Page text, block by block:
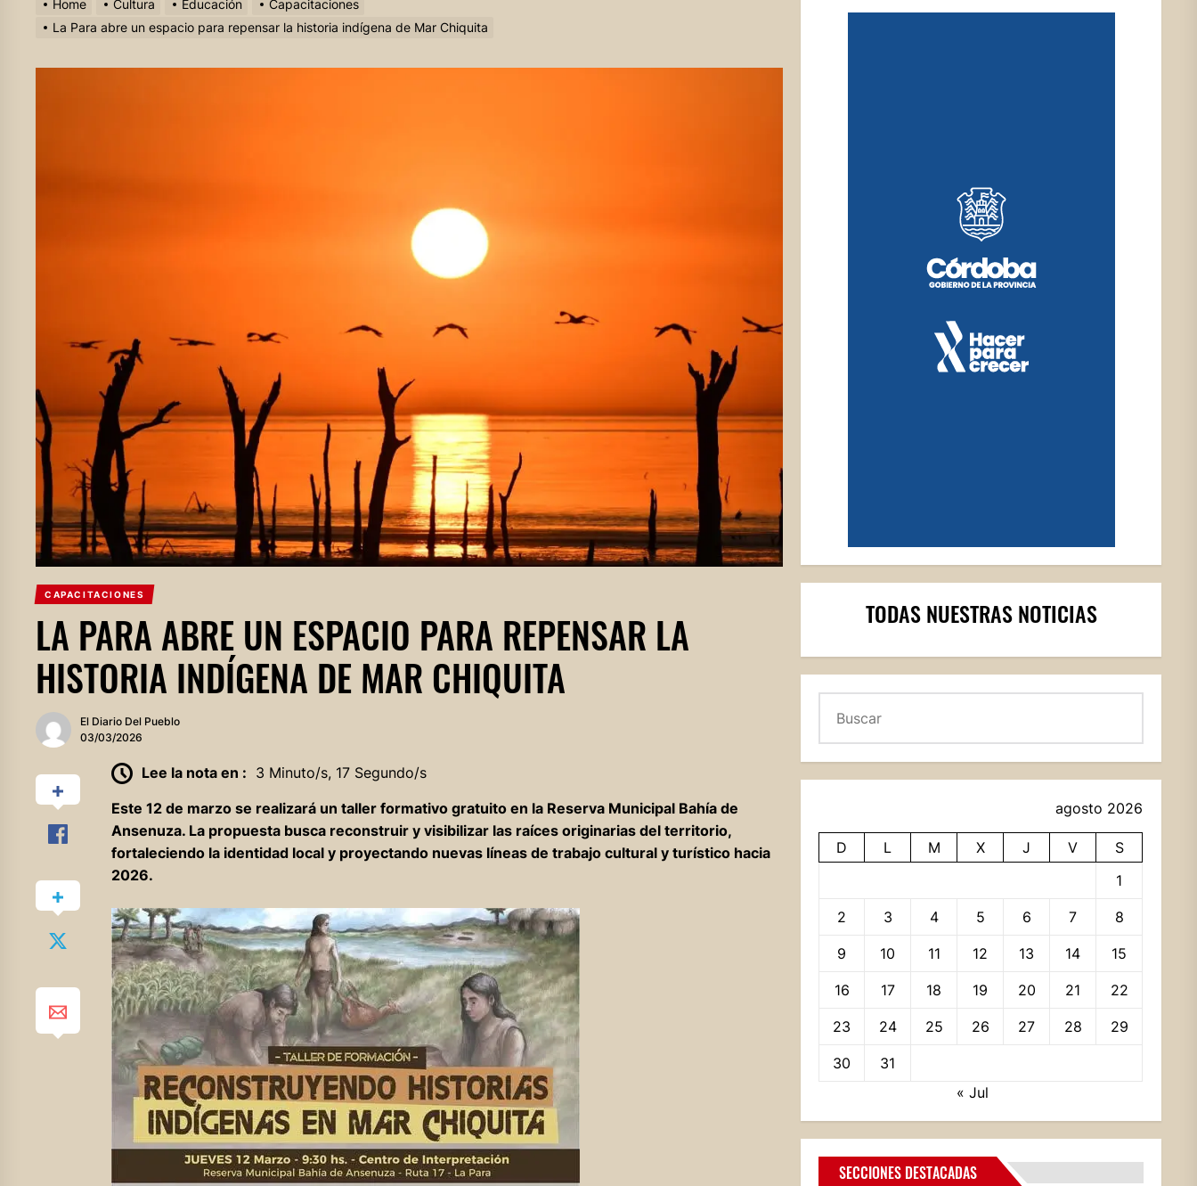
Home Cultura Educación
Capacitaciones
La Para abre un espacio para repensar la historia indígena de Mar Chiquita
CAPACITACIONES
LA PARA ABRE UN ESPACIO PARA REPENSAR LA
HISTORIA INDÍGENA DE MAR CHIQUITA
El Diario Del Pueblo
03/03/2026
Lee la nota en : 3 Minuto/s, 17 Segundo/s
Este 12 de marzo se realizará un taller formativo gratuito en la Reserva Municipal Bahía de
Ansenuza. La propuesta busca reconstruir y visibilizar las raíces originarias del territorio,
fortaleciendo la identidad local y proyectando nuevas líneas de trabajo cultural y turístico hacia
2026.
TODAS NUESTRAS NOTICIAS
agosto 2026
D L M X J V
S
1
2 3 4 5 6 7 8
9 10 11 12 13 14 15
16 17 18 19 20 21 22
23 24 25 26 27 28 29
30
31
« Jul
SECCIONES DESTACADAS